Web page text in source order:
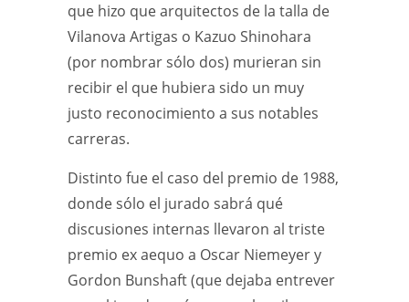
que hizo que arquitectos de la talla de
Vilanova Artigas o Kazuo Shinohara
(por nombrar sólo dos) murieran sin
recibir el que hubiera sido un muy
justo reconocimiento a sus notables
carreras.
Distinto fue el caso del premio de 1988,
donde sólo el jurado sabrá qué
discusiones internas llevaron al triste
premio ex aequo a Oscar Niemeyer y
Gordon Bunshaft (que dejaba entrever